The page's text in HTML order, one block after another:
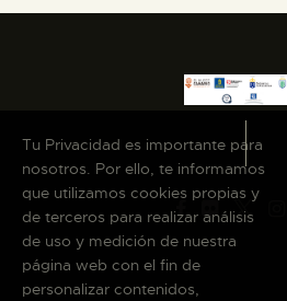
Tu Privacidad es importante para
nosotros. Por ello, te informamos
que utilizamos cookies propias y
de terceros para realizar análisis
de uso y medición de nuestra
página web con el fin de
personalizar contenidos,